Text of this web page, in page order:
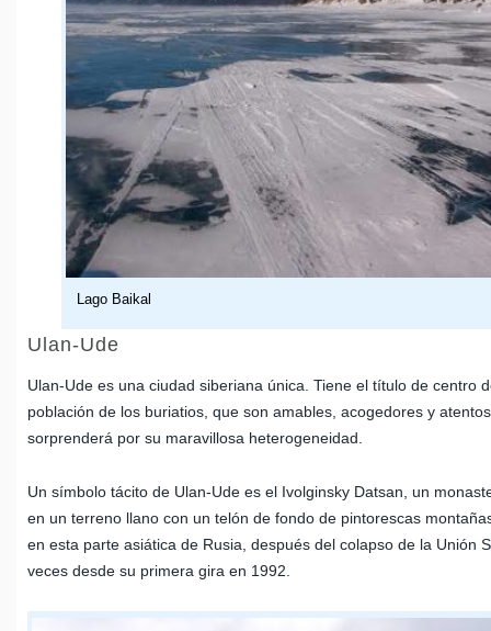
Lago Baikal
Ulan-Ude
Ulan-Ude es una ciudad siberiana única. Tiene el título de centro
población de los buriatios, que son amables, acogedores y
sorprenderá por su maravillosa heterogeneidad.
Un símbolo tácito de Ulan-Ude es el Ivolginsky Datsan, un
en un terreno llano con un telón de fondo de pintorescas
en esta parte asiática de Rusia, después del colapso de la Unión
veces desde su primera gira en 1992.